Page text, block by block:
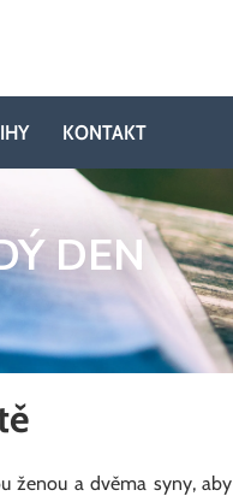
KONTAKT
DEN
ženou a dvěma syny, aby